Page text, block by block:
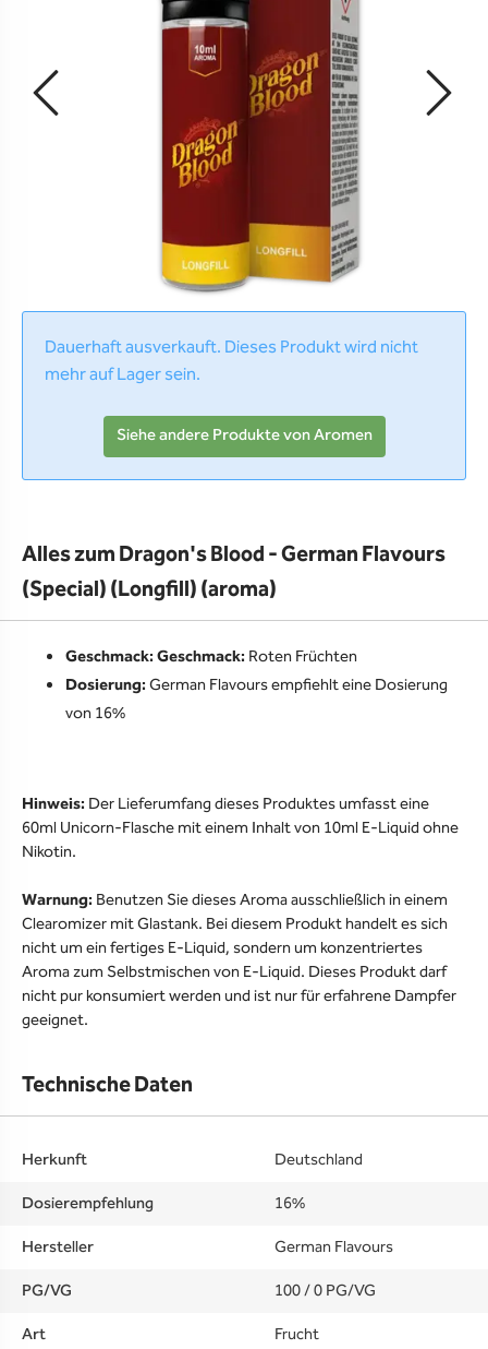
Dauerhaft ausverkauft. Dieses Produkt wird nicht
mehr auf Lager sein.
Siehe andere Produkte von Aromen
Alles zum Dragon's Blood - German Flavours
(Special) (Longfill) (aroma)
Geschmack: Geschmack: Roten Früchten
Dosierung:German Flavours empfiehlt eine Dosierung
von 16%
Hinweis: Der Lieferumfang dieses Produktes umfasst eine
60ml Unicorn-Flasche mit einem Inhalt von 10ml E-Liquid ohne
Nikotin.
Warnung: Benutzen Sie dieses Aroma ausschließlich in einem
Clearomizer mit Glastank. Bei diesem Produkt handelt es sich
nicht um ein fertiges E-Liquid, sondern um konzentriertes
Aroma zum Selbstmischen von E-Liquid. Dieses Produkt darf
nicht pur konsumiert werden und ist nur für erfahrene Dampfer
geeignet.
Technische Daten
Herkunft
Deutschland
Dosierempfehlung
16%
Hersteller
German Flavours
PG/VG
100 / 0 PG/VG
Art
Frucht